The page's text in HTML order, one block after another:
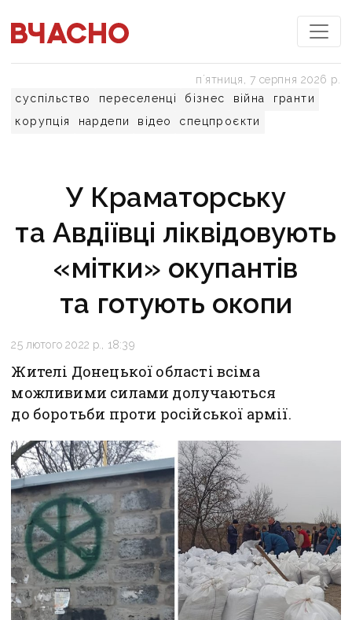
суспільство переселенці бізнес війна
гранти
корупція
нардепи відео спецпроєкти
пʼятниця, 7 серпня 2026 р.
У Краматорську
та Авдіївці ліквідовують
«мітки» окупантів
та готують окопи
25 лютого 2022 р., 18:39
Жителі Донецької області всіма
можливими силами долучаються
до боротьби проти російської армії.